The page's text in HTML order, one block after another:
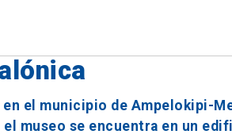
el municipio de Ampelokipi-
museo se encuentra en un